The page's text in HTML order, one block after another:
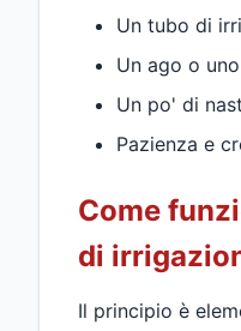
Un tubo di
Un ago o
Un po' di
Pazienza e
Come
di
Il principio è